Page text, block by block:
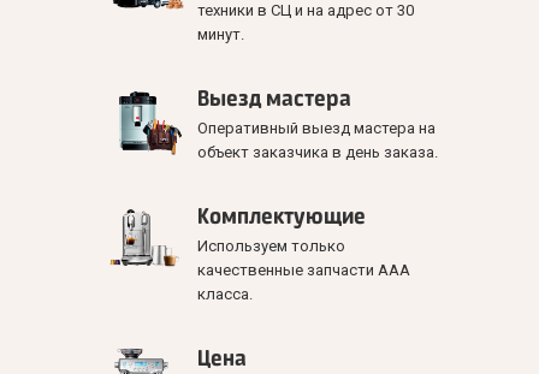
техники в СЦ и на адрес от 30
минут.
Выезд мастера
Оперативный выезд мастера на
объект заказчика в день заказа.
Комплектующие
Используем только
качественные запчасти ААА
класса.
Цена